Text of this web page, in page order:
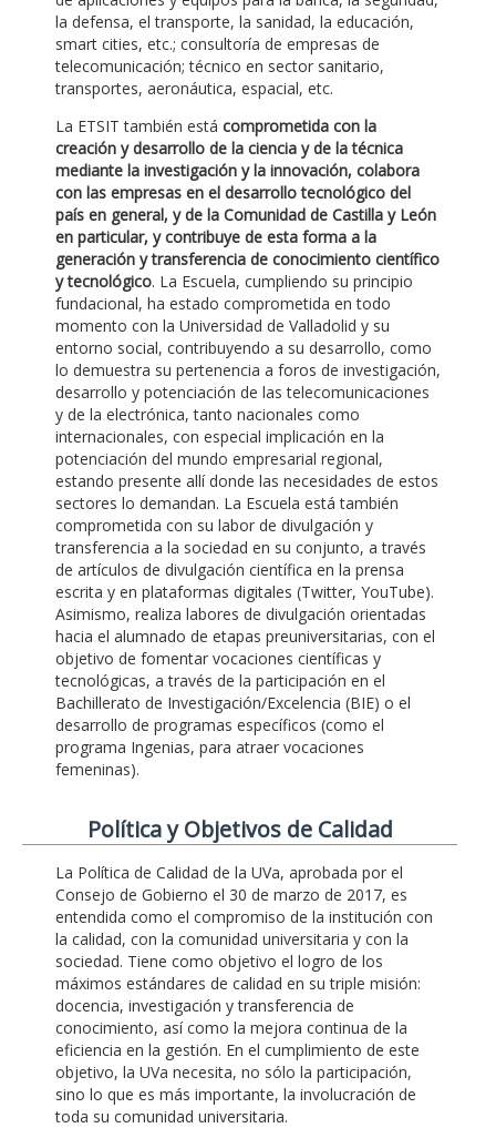
la defensa, el transporte, la sanidad, la educación,
smart cities, etc.; consultoría de empresas de
telecomunicación; técnico en sector sanitario,
transportes, aeronáutica, espacial, etc.
La ETSIT también está comprometida con la
creación y desarrollo de la ciencia y de la técnica
mediante la investigación y la innovación, colabora
con las empresas en el desarrollo tecnológico del
país en general, y de la Comunidad de Castilla y León
en particular, y contribuye de esta forma a la
generación y transferencia de conocimiento científico
y tecnológico. La Escuela, cumpliendo su principio
fundacional, ha estado comprometida en todo
momento con la Universidad de Valladolid y su
entorno social, contribuyendo a su desarrollo, como
lo demuestra su pertenencia a foros de investigación,
desarrollo y potenciación de las telecomunicaciones
y de la electrónica, tanto nacionales como
internacionales, con especial implicación en la
potenciación del mundo empresarial regional,
estando presente allí donde las necesidades de estos
sectores lo demandan. La Escuela está también
comprometida con su labor de divulgación y
transferencia a la sociedad en su conjunto, a través
de artículos de divulgación científica en la prensa
escrita y en plataformas digitales (Twitter, YouTube).
Asimismo, realiza labores de divulgación orientadas
hacia el alumnado de etapas preuniversitarias, con el
objetivo de fomentar vocaciones científicas y
tecnológicas, a través de la participación en el
Bachillerato de Investigación/Excelencia (BIE) o el
desarrollo de programas específicos (como el
programa Ingenias, para atraer vocaciones
femeninas).
Polí­tica y Objetivos de Calidad
La Política de Calidad de la UVa, aprobada por el
Consejo de Gobierno el 30 de marzo de 2017, es
entendida como el compromiso de la institución con
la calidad, con la comunidad universitaria y con la
sociedad. Tiene como objetivo el logro de los
máximos estándares de calidad en su triple misión:
docencia, investigación y transferencia de
conocimiento, así como la mejora continua de la
eficiencia en la gestión. En el cumplimiento de este
objetivo, la UVa necesita, no sólo la participación,
sino lo que es más importante, la involucración de
toda su comunidad universitaria.